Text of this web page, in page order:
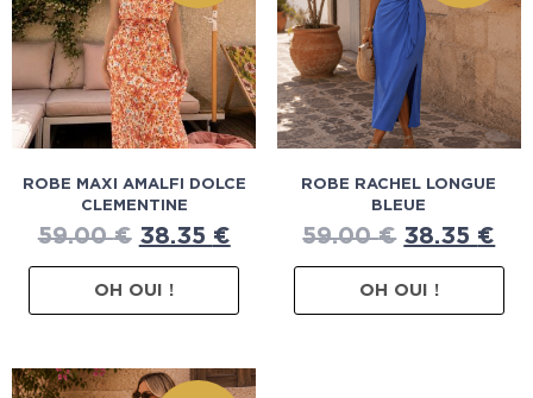
ROBE MAXI AMALFI DOLCE
CLEMENTINE
59.00€ 38.35 €
OH OUI !
ROBE RACHEL LONGUE
BLEUE
59.00€ 38.35 €
OH OUI !